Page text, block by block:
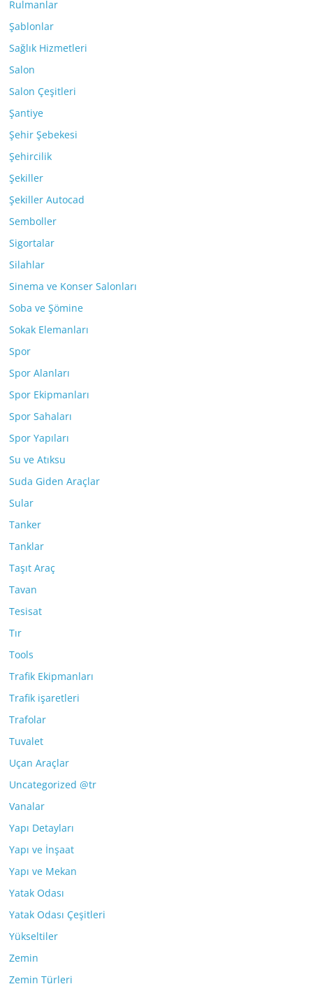
Rulmanlar
Şablonlar
Sağlık Hizmetleri
Salon
Salon Çeşitleri
Şantiye
Şehir Şebekesi
Şehircilik
Şekiller
Şekiller Autocad
Semboller
Sigortalar
Silahlar
Sinema ve Konser Salonları
Soba ve Şömine
Sokak Elemanları
Spor
Spor Alanları
Spor Ekipmanları
Spor Sahaları
Spor Yapıları
Su ve Atıksu
Suda Giden Araçlar
Sular
Tanker
Tanklar
Taşıt Araç
Tavan
Tesisat
Tır
Tools
Trafik Ekipmanları
Trafik işaretleri
Trafolar
Tuvalet
Uçan Araçlar
Uncategorized @tr
Vanalar
Yapı Detayları
Yapı ve İnşaat
Yapı ve Mekan
Yatak Odası
Yatak Odası Çeşitleri
Yükseltiler
Zemin
Zemin Türleri